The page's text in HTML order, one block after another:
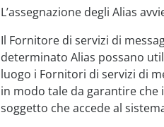
L’assegnazione degli Alias
Il Fornitore di servizi di
determinato Alias possano
luogo i Fornitori di servizi di
in modo tale da garantire che
soggetto che accede al